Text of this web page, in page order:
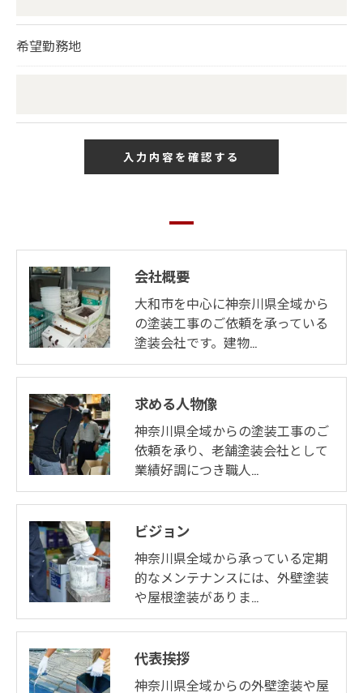
希望勤務地
会社概要
大和市を中心に神奈川県全域から
の塗装工事のご依頼を承っている
塗装会社です。建物…
求める人物像
神奈川県全域からの塗装工事のご
依頼を承り、老舗塗装会社として
業績好調につき職人…
ビジョン
神奈川県全域から承っている定期
的なメンテナンスには、外壁塗装
や屋根塗装がありま…
代表挨拶
神奈川県全域からの外壁塗装や屋